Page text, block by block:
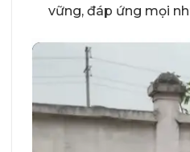
vững, đáp ứng mọi